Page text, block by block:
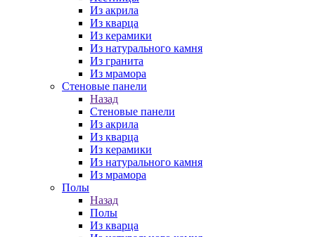
Из акрила
Из кварца
Из керамики
Из натурального камня
Из гранита
Из мрамора
Стеновые панели
Назад
Стеновые панели
Из акрила
Из кварца
Из керамики
Из натурального камня
Из мрамора
Полы
Назад
Полы
Из кварца